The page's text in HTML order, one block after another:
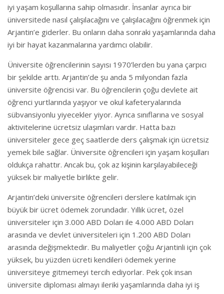
iyi yaşam koşullarına sahip olmasıdır. İnsanlar ayrıca bir
üniversitede nasıl çalışılacağını ve çalışılacağını öğrenmek için
Arjantin’e giderler. Bu onların daha sonraki yaşamlarında daha
iyi bir hayat kazanmalarına yardımcı olabilir.
Üniversite öğrencilerinin sayısı 1970’lerden bu yana çarpıcı
bir şekilde arttı. Arjantin’de şu anda 5 milyondan fazla
üniversite öğrencisi var. Bu öğrencilerin çoğu devlete ait
öğrenci yurtlarında yaşıyor ve okul kafeteryalarında
sübvansiyonlu yiyecekler yiyor. Ayrıca sınıflarına ve sosyal
aktivitelerine ücretsiz ulaşımları vardır. Hatta bazı
üniversiteler gece geç saatlerde ders çalışmak için ücretsiz
yemek bile sağlar. Üniversite öğrencileri için yaşam koşulları
oldukça rahattır. Ancak bu, çok az kişinin karşılayabileceği
yüksek bir maliyetle birlikte gelir.
Arjantin’deki üniversite öğrencileri derslere katılmak için
büyük bir ücret ödemek zorundadır. Yıllık ücret, özel
üniversiteler için 3.000 ABD Doları ile 4.000 ABD Doları
arasında ve devlet üniversiteleri için 1.200 ABD Doları
arasında değişmektedir. Bu maliyetler çoğu Arjantinli için çok
yüksek, bu yüzden ücreti kendileri ödemek yerine
üniversiteye gitmemeyi tercih ediyorlar. Pek çok insan
üniversite diploması almayı ileriki yaşamlarında daha iyi iş